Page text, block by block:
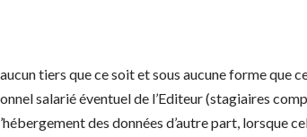
tiers que ce soit et sous aucune forme que
salarié éventuel de l’Editeur (stagiaires
des données d’autre part, lorsque